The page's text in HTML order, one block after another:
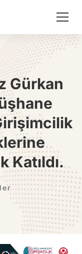
Gürkan
Katıldı.